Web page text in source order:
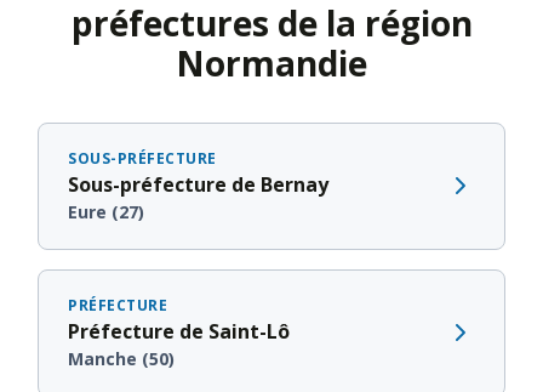
préfectures de la région
Normandie
SOUS-PRÉFECTURE
Sous-préfecture de Bernay
Eure (27)
PRÉFECTURE
Préfecture de Saint-Lô
Manche (50)